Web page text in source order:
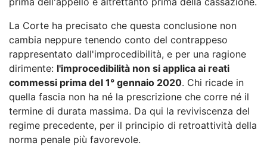
La Corte ha precisato che questa conclusione non
cambia neppure tenendo conto del contrappeso
rappresentato dall'improcedibilità, e per una ragione
dirimente: l'improcedibilità non si applica ai reati
commessi prima del 1° gennaio 2020. Chi ricade in
quella fascia non ha né la prescrizione che corre né il
termine di durata massima. Da qui la reviviscenza del
regime precedente, per il principio di retroattività della
norma penale più favorevole.